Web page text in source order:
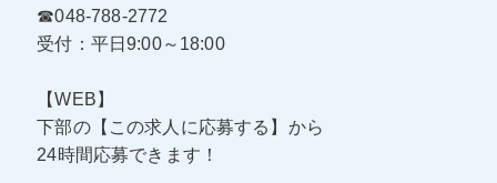
☎048-788-2772
受付：平日9:00～18:00
【WEB】
下部の【この求人に応募する】から
24時間応募できます！